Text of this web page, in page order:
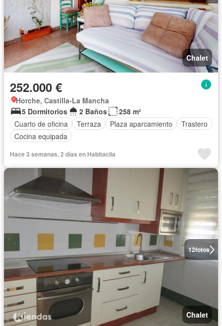
Chalet
252.000 €
Horche, Castilla-La Mancha
5 Dormitorios
2 Baños
258 m²
Cuarto de oficina
Terraza Plaza aparcamiento
Trastero
Cocina equipada
Hace 3 semanas, 2 días en Habitaclia
12fotos
Chalet